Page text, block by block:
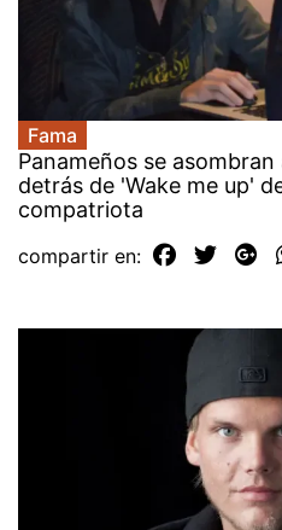
Fama
Panameños se
detrás de 'Wake me up'
compatriota
compartir en: